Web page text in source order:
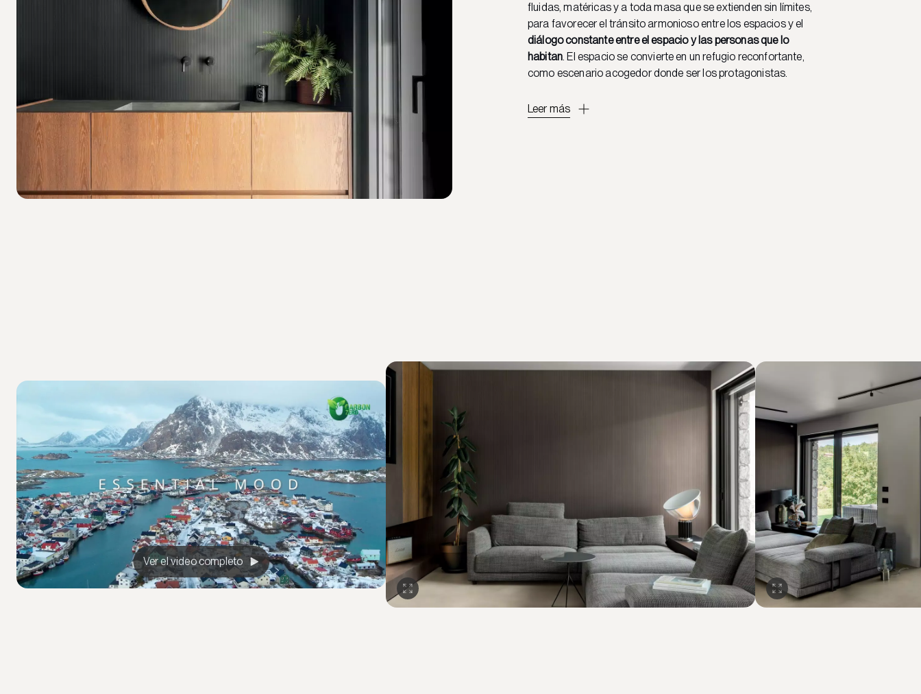
fluidas, matéricas y a toda masa que se extienden sin límites,
para favorecer el tránsito armonioso entre los espacios y el
diálogo constante entre el espacio y las personas que lo
habitan. El espacio se convierte en un refugio reconfortante,
como escenario acogedor donde ser los protagonistas.
Leer más
Ver el video completo